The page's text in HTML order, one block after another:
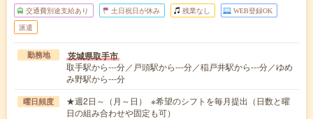
交通費別途支給あり 土日祝日が休み 残業なし WEB登録OK
派遣
勤務地 茨城県取手市
取手駅から---分／戸頭駅から---分／稲戸井駅から---分／ゆめ
み野駅から---分
曜日頻度
★週2日～（月～日） ※希望のシフトを毎月提出（日数と曜
日の組み合わせや固定も可）